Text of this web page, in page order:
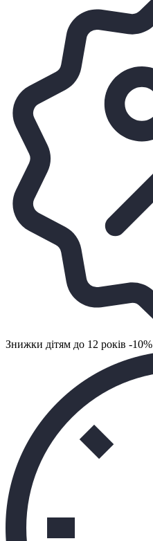
Знижки дітям до 12 років -10%